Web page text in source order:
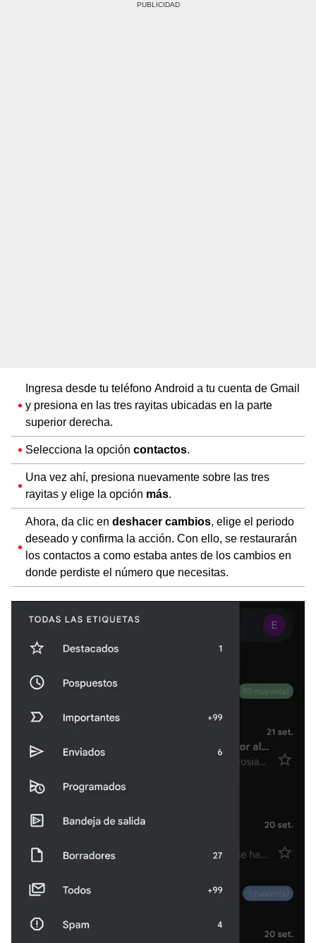
Ingresa desde tu teléfono Android a tu cuenta de Gmail
y presiona en las tres rayitas ubicadas en la parte
superior derecha.
Selecciona la opción contactos.
Una vez ahí, presiona nuevamente sobre las tres
rayitas y elige la opción más.
Ahora, da clic en deshacer cambios, elige el periodo
deseado y confirma la acción. Con ello, se restaurarán
los contactos a como estaba antes de los cambios en
donde perdiste el número que necesitas.